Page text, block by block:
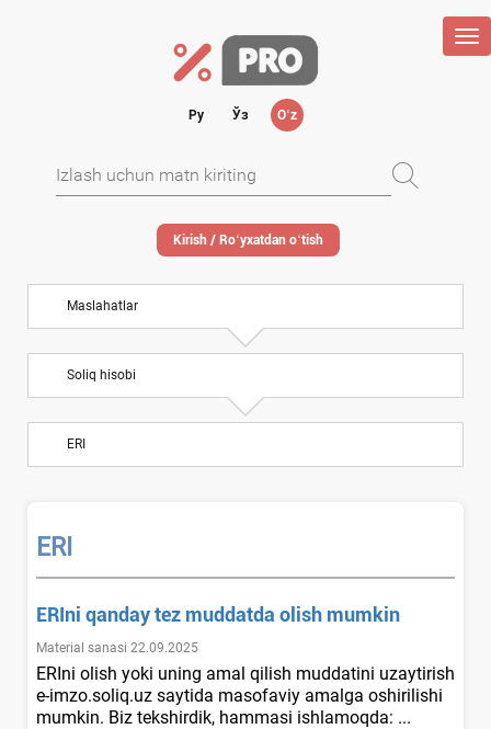
Ру Ўз Oʻz
Kirish / Roʻyхatdan oʻtish
Maslahatlar
Soliq hisobi
ERI
ERI
ERIni qanday tez muddatda olish mumkin
Material sanasi 22.09.2025
ERIni olish yoki uning amal qilish muddatini uzaytirish
e-imzo.soliq.uz saytida masofaviy amalga oshirilishi
mumkin. Biz tekshirdik, hammasi ishlamoqda: ...